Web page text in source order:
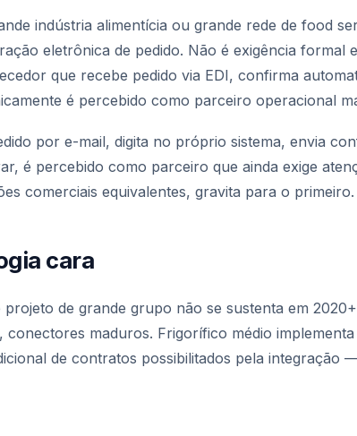
indústria alimentícia ou grande rede de food
eletrônica de pedido. Não é exigência formal
que recebe pedido via EDI, confirma
é percebido como parceiro operacional
por e-mail, digita no próprio sistema, envia
é percebido como parceiro que ainda exige
comerciais equivalentes, gravita para o primeiro.
cara
de grande grupo não se sustenta em
conectores maduros. Frigorífico médio
de contratos possibilitados pela integração